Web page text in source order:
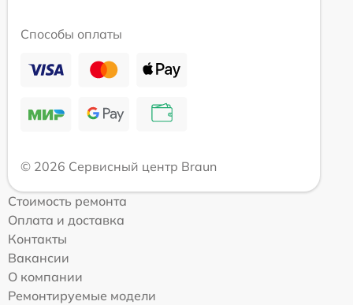
Способы оплаты
© 2026 Сервисный центр Braun
Стоимость ремонта
Оплата и доставка
Контакты
Вакансии
О компании
Ремонтируемые модели